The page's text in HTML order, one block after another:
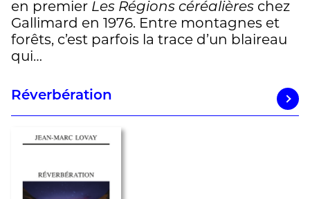
en premier Les Régions céréalières chez
Gallimard en 1976. Entre montagnes et
forêts, c’est parfois la trace d’un blaireau
qui…
Réverbération